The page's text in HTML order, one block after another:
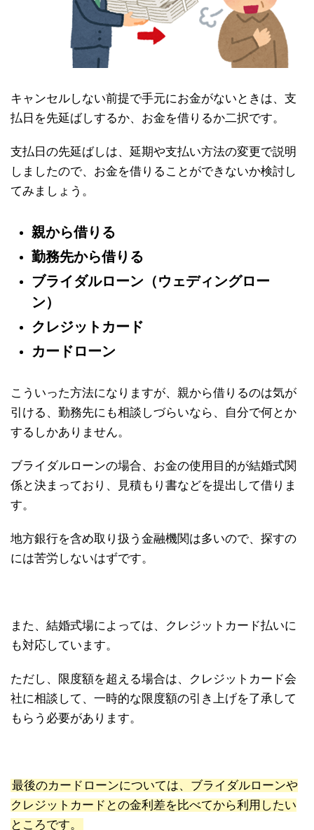
キャンセルしない前提で手元にお金がないときは、支
払日を先延ばしするか、お金を借りるか二択です。
支払日の先延ばしは、延期や支払い方法の変更で説明
しましたので、お金を借りることができないか検討し
てみましょう。
親から借りる
勤務先から借りる
ブライダルローン（ウェディングロー
ン）
クレジットカード
カードローン
こういった方法になりますが、親から借りるのは気が
引ける、勤務先にも相談しづらいなら、自分で何とか
するしかありません。
ブライダルローンの場合、お金の使用目的が結婚式関
係と決まっており、見積もり書などを提出して借りま
す。
地方銀行を含め取り扱う金融機関は多いので、探すの
には苦労しないはずです。
また、結婚式場によっては、クレジットカード払いに
も対応しています。
ただし、限度額を超える場合は、クレジットカード会
社に相談して、一時的な限度額の引き上げを了承して
もらう必要があります。
最後のカードローンについては、ブライダルローンや
クレジットカードとの金利差を比べてから利用したい
ところです。